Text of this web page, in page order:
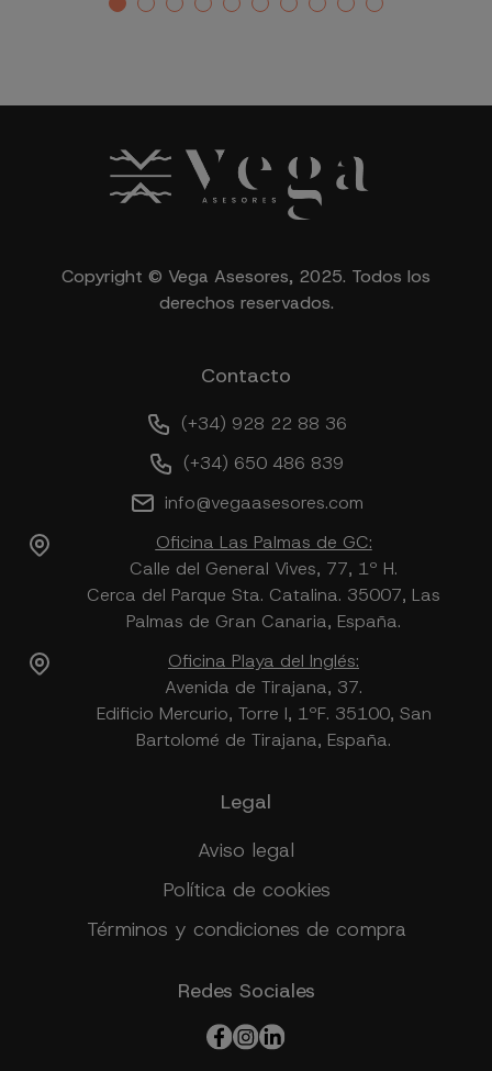
Copyright © Vega Asesores, 2025. Todos los
derechos reservados.
Contacto
(+34) 928 22 88 36
(+34) 650 486 839
info@vegaasesores.com
Oficina Las Palmas de GC:
Calle del General Vives, 77, 1º H.
Cerca del Parque Sta. Catalina. 35007, Las
Palmas de Gran Canaria, España.
Oficina Playa del Inglés:
Avenida de Tirajana, 37.
Edificio Mercurio, Torre I, 1ºF. 35100, San
Bartolomé de Tirajana, España.
Legal
Aviso legal
Política de cookies
Términos y condiciones de compra
Redes Sociales